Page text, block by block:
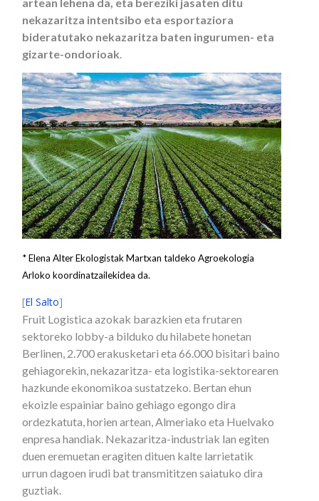
nekazaritza intentsibo eta esportaziora
bideratutako nekazaritza baten ingurumen- eta
gizarte-ondorioak.
* Elena Alter Ekologistak Martxan taldeko Agroekologia
Arloko koordinatzailekidea da.
[El Salto]
Fruit Logistica azokak barazkien eta frutaren
sektoreko lobby-a bilduko du hilabete honetan
Berlinen, 2.700 erakusketari eta 66.000 bisitari baino
gehiagorekin, nekazaritza- eta logistika-sektorearen
hazkunde ekonomikoa sustatzeko. Bertan ehun
ekoizle espainiar baino gehiago egongo dira
ordezkatuta, horien artean, Almeriako eta Huelvako
enpresa handiak. Nekazaritza-industriak lan egiten
duen eremuetan eragiten dituen kalte larrietatik
urrun dagoen irudi bat transmititzen saiatuko dira
guztiak.